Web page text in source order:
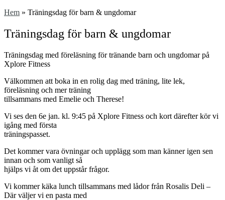
Hem » Träningsdag för barn & ungdomar
Träningsdag för barn & ungdomar
Träningsdag med föreläsning för tränande barn och ungdomar på
Xplore Fitness
Välkommen att boka in en rolig dag med träning, lite lek,
föreläsning och mer träning
tillsammans med Emelie och Therese!
Vi ses den 6e jan. kl. 9:45 på Xplore Fitness och kort därefter kör vi
igång med första
träningspasset.
Det kommer vara övningar och upplägg som man känner igen sen
innan och som vanligt så
hjälps vi åt om det uppstår frågor.
Vi kommer käka lunch tillsammans med lådor från Rosalis Deli –
Där väljer vi en pasta med